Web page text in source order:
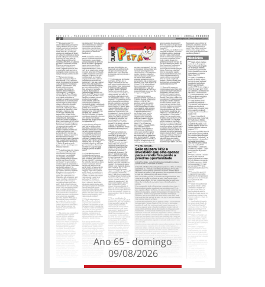
Ano 65 - domingo
09/08/2026